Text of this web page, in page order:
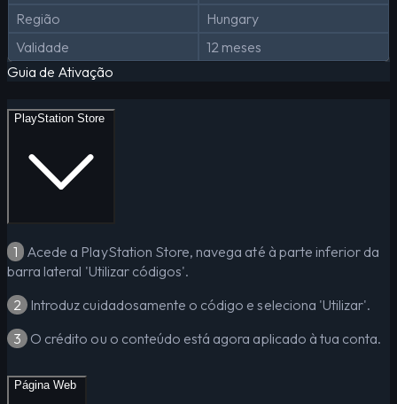
Região
Hungary
Validade
12 meses
Guia de Ativação
PlayStation Store
1 Acede a PlayStation Store, navega até à parte inferior da
barra lateral 'Utilizar códigos'.
2 Introduz cuidadosamente o código e seleciona 'Utilizar'.
3 O crédito ou o conteúdo está agora aplicado à tua conta.
Página Web